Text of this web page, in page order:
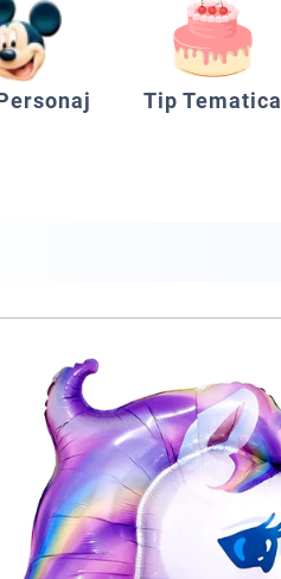
Tip Tematica